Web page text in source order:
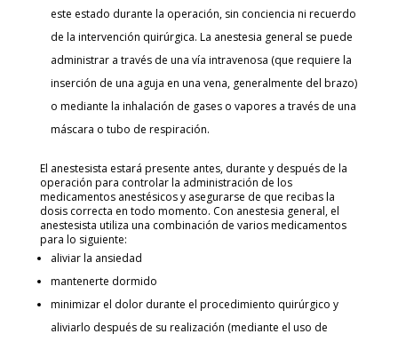
este estado durante la operación, sin conciencia ni recuerdo
de la intervención quirúrgica. La anestesia general se puede
administrar a través de una vía intravenosa (que requiere la
inserción de una aguja en una vena, generalmente del brazo)
o mediante la inhalación de gases o vapores a través de una
máscara o tubo de respiración.
El anestesista estará presente antes, durante y después de la
operación para controlar la administración de los
medicamentos anestésicos y asegurarse de que recibas la
dosis correcta en todo momento. Con anestesia general, el
anestesista utiliza una combinación de varios medicamentos
para lo siguiente:
aliviar la ansiedad
mantenerte dormido
minimizar el dolor durante el procedimiento quirúrgico y
aliviarlo después de su realización (mediante el uso de